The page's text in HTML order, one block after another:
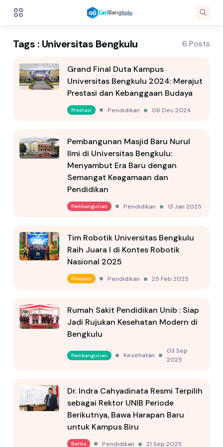
Tags : Universitas Bengkulu 6 Posts
Grand Final Duta Kampus
Universitas Bengkulu 2024: Merajut
Prestasi dan Kebanggaan Budaya
Prestasi Pendidikan 06 Dec 2024
Pembangunan Masjid Baru Nurul
Ilmi di Universitas Bengkulu:
Menyambut Era Baru dengan
Semangat Keagamaan dan
Pendidikan
Pembangunan Pendidikan 13 Jan 2025
Tim Robotik Universitas Bengkulu
Raih Juara I di Kontes Robotik
Nasional 2025
Prestasi Pendidikan 25 Feb 2025
Rumah Sakit Pendidikan Unib : Siap
Jadi Rujukan Kesehatan Modern di
Bengkulu
Pembangunan Kesehatan
03 Sep
2025
Dr. Indra Cahyadinata Resmi Terpilih
sebagai Rektor UNIB Periode
Berikutnya, Bawa Harapan Baru
untuk Kampus Biru
Berita Pendidikan 21 Sep 2025